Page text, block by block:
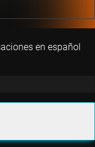
en español